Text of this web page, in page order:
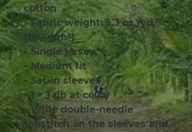
cotton
• Fabric weight: 5.3 oz./yd.²
(180 g/m²)
• Single jersey
• Medium fit
• Set-in sleeves
• 1 × 1 rib at collar
• Wide double-needle
topstitch on the sleeves and